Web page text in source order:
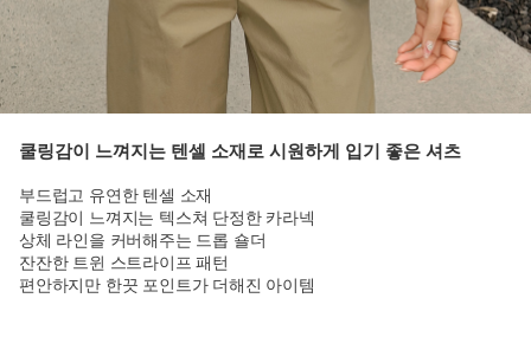
쿨링감이 느껴지는 텐셀 소재로 시원하게 입기 좋은 셔츠
부드럽고 유연한 텐셀 소재
쿨링감이 느껴지는 텍스쳐 단정한 카라넥
상체 라인을 커버해주는 드롭 숄더
잔잔한 트윈 스트라이프 패턴
편안하지만 한끗 포인트가 더해진 아이템